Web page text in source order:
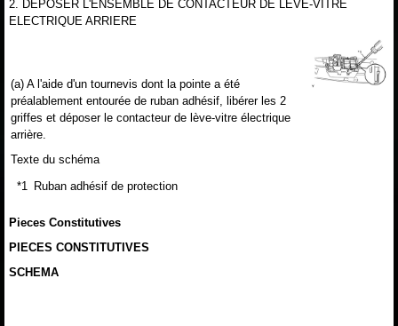
2. DEPOSER L'ENSEMBLE DE CONTACTEUR DE LEVE-VITRE
ELECTRIQUE ARRIERE
(a) A l'aide d'un tournevis dont la pointe a été
préalablement entourée de ruban adhésif, libérer les 2
griffes et déposer le contacteur de lève-vitre électrique
arrière.
Texte du schéma
*1
Ruban adhésif de protection
Pieces Constitutives
PIECES CONSTITUTIVES
SCHEMA